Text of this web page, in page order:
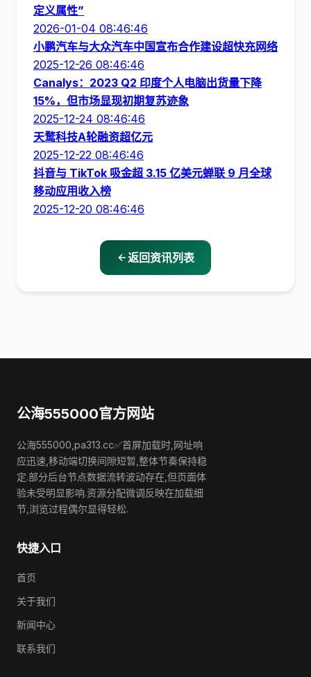
定义属性”
2026-01-04 08:46:46
小鹏汽车与大众汽车中国宣布合作建设超快充网络
2025-12-26 08:46:46
Canalys：2023 Q2 印度个人电脑出货量下降
15%，但市场显现初期复苏迹象
2025-12-24 08:46:46
天鹜科技A轮融资超亿元
2025-12-22 08:46:46
抖音与 TikTok 吸金超 3.15 亿美元蝉联 9 月全球
移动应用收入榜
2025-12-20 08:46:46
返回资讯列表
公海555000官方网站
公海555000,pa313.cc✅首屏加载时,网址响
应迅速,移动端切换间隙短暂,整体节奏保持稳
定.部分后台节点数据流转波动存在,但页面体
验未受明显影响.资源分配微调反映在加载细
节,浏览过程偶尔显得轻松.
快捷入口
首页
关于我们
新闻中心
联系我们